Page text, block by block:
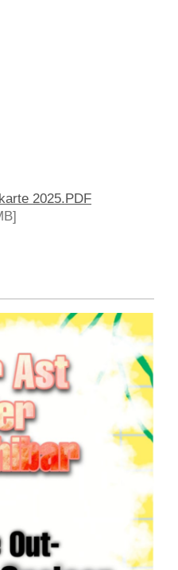
2025.PDF